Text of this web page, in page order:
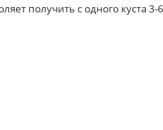
получить с одного куста 3-6